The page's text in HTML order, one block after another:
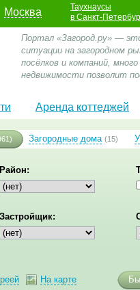
Москва
Таухнаусы
в Санкт-
Портал «Загород.ру» —
ситуации на загородном
посёлков и компаний,
недвижимости позволит
Аренда коттеджей
Загородные дома (15)
Район:
Застройщик:
На карте